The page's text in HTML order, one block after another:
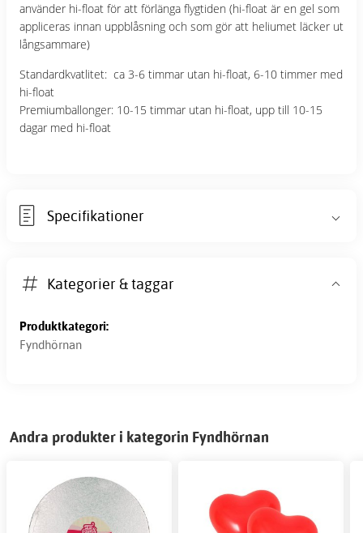
använder hi-float för att förlänga flygtiden (hi-float är en gel som
appliceras innan uppblåsning och som gör att heliumet läcker ut
långsammare)
Standardkvatlitet: ca 3-6 timmar utan hi-float, 6-10 timmer med
hi-float
Premiumballonger: 10-15 timmar utan hi-float, upp till 10-15
dagar med hi-float
Specifikationer
Kategorier & taggar
Produktkategori:
Fyndhörnan
Andra produkter i kategorin Fyndhörnan